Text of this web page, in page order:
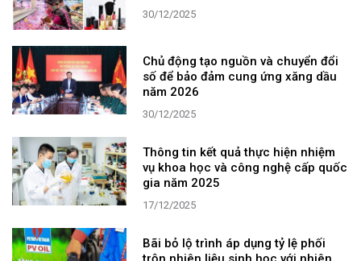
30/12/2025
Chủ động tạo nguồn và chuyển đổi
số để bảo đảm cung ứng xăng dầu
năm 2026
30/12/2025
Thông tin kết quả thực hiện nhiệm
vụ khoa học và công nghệ cấp quốc
gia năm 2025
17/12/2025
Bãi bỏ lộ trình áp dụng tỷ lệ phối